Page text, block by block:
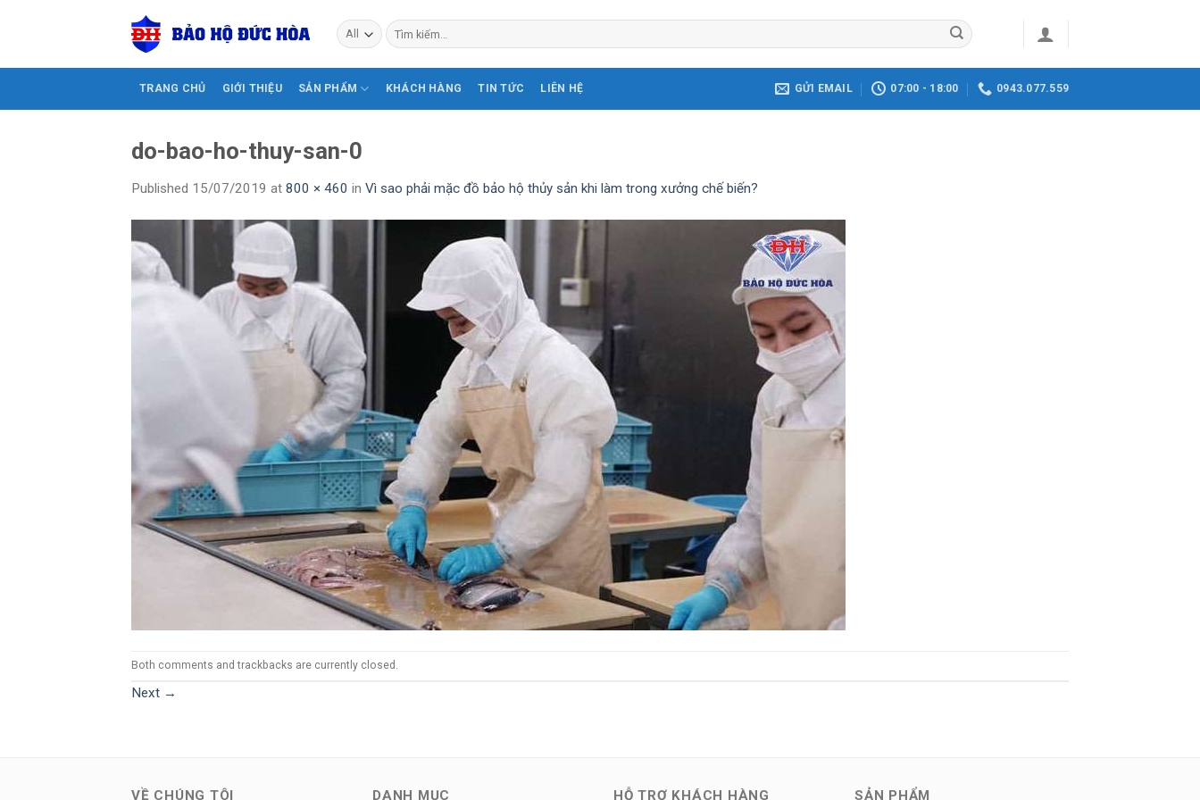
Tìm
kiếm:
TRANG CHỦ GIỚI THIỆU SẢN PHẨM KHÁCH HÀNG TIN TỨC LIÊN HỆ GỬI EMAIL 07:00 - 18:00 0943.077.559
do-bao-ho-thuy-san-0
Published 15/07/2019 at 800 × 460 in Vì sao phải mặc đồ bảo hộ thủy sản khi làm trong xưởng chế biến?
Both comments and trackbacks are currently closed.
Next →
VỀ CHÚNG TÔI DANH MỤC HỖ TRỢ KHÁCH HÀNG SẢN PHẨM